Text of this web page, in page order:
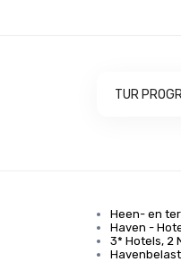
TUR
Heen- en
Haven -
3* Hotels, 2